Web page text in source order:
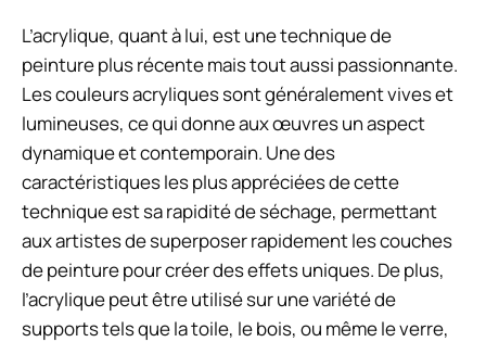
L’acrylique, quant à lui, est une technique de
peinture plus récente mais tout aussi passionnante.
Les couleurs acryliques sont généralement vives et
lumineuses, ce qui donne aux œuvres un aspect
dynamique et contemporain. Une des
caractéristiques les plus appréciées de cette
technique est sa rapidité de séchage, permettant
aux artistes de superposer rapidement les couches
de peinture pour créer des effets uniques. De plus,
l’acrylique peut être utilisé sur une variété de
supports tels que la toile, le bois, ou même le verre,